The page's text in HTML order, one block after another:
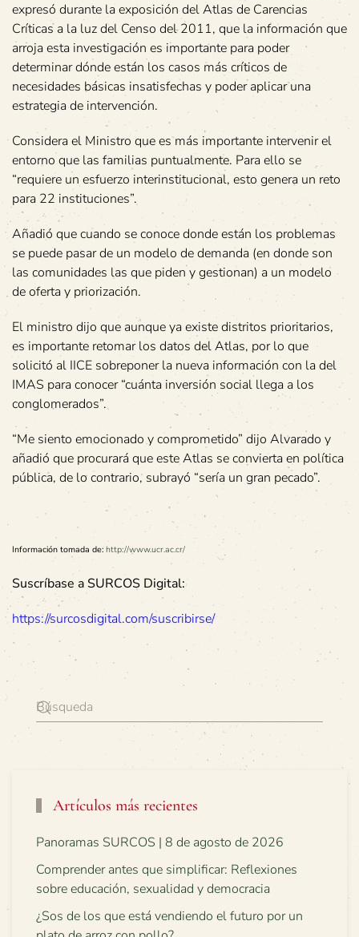
expresó durante la exposición del Atlas de Carencias
Críticas a la luz del Censo del 2011, que la información que
arroja esta investigación es importante para poder
determinar dónde están los casos más críticos de
necesidades básicas insatisfechas y poder aplicar una
estrategia de intervención.
Considera el Ministro que es más importante intervenir el
entorno que las familias puntualmente. Para ello se
“requiere un esfuerzo interinstitucional, esto genera un reto
para 22 instituciones”.
Añadió que cuando se conoce donde están los problemas
se puede pasar de un modelo de demanda (en donde son
las comunidades las que piden y gestionan) a un modelo
de oferta y priorización.
El ministro dijo que aunque ya existe distritos prioritarios,
es importante retomar los datos del Atlas, por lo que
solicitó al IICE sobreponer la nueva información con la del
IMAS para conocer “cuánta inversión social llega a los
conglomerados”.
“Me siento emocionado y comprometido” dijo Alvarado y
añadió que procurará que este Atlas se convierta en política
pública, de lo contrario, subrayó “sería un gran pecado”.
Información tomada de: http://www.ucr.ac.cr/
Suscríbase a SURCOS Digital:
https://surcosdigital.com/suscribirse/
Artículos más recientes
Panoramas SURCOS | 8 de agosto de 2026
Comprender antes que simplificar: Reflexiones
sobre educación, sexualidad y democracia
¿Sos de los que está vendiendo el futuro por un